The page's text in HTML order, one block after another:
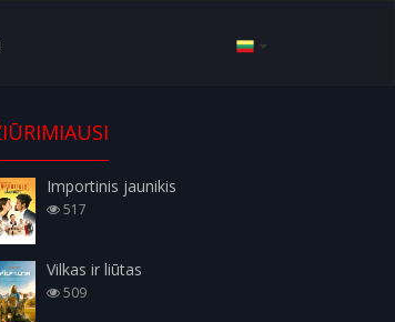
Importinis jaunikis
517
Vilkas ir liūtas
509